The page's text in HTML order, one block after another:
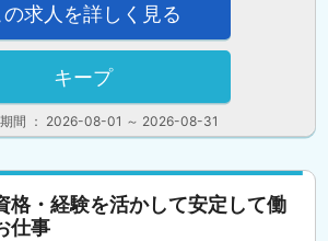
期間 ： 2026-08-01 ～ 2026-08-31
の求人を詳しく見る
キープ
格・経験を活かして安定して働
仕事